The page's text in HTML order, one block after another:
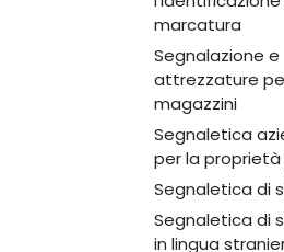
marcatura
Segnalazione e
attrezzature
magazzini
Segnaletica
per la
Segnaletica di
Segnaletica di
in lingua